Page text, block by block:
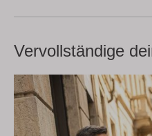
Vervollständige